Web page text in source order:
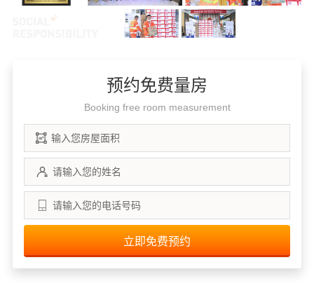
预约免费量房
Booking free room measurement
立即免费预约